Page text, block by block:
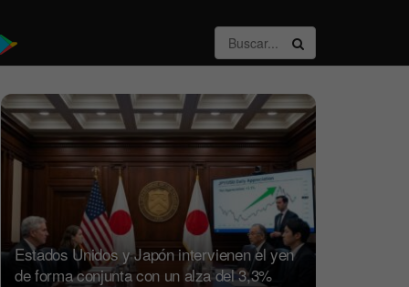
Estados Unidos y Japón intervienen el yen
de forma conjunta con un alza del 3,3%